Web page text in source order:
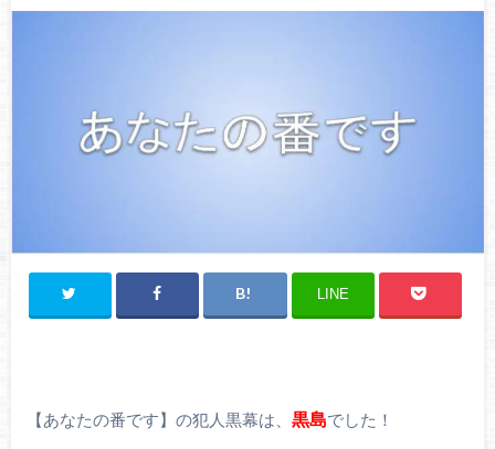
LINE
【あなたの番です】の犯人黒幕は、 黒島でした！